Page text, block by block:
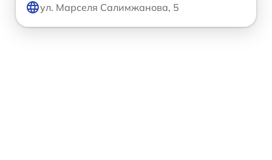
ул. Марселя Салимжанова, 5